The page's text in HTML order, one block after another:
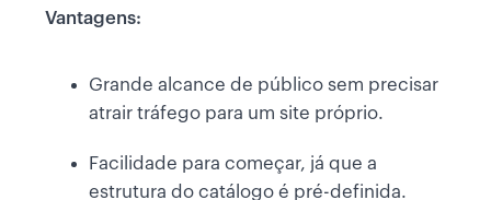
Vantagens:
Grande alcance de público sem precisar
atrair tráfego para um site próprio.
Facilidade para começar, já que a
estrutura do catálogo é pré-definida.